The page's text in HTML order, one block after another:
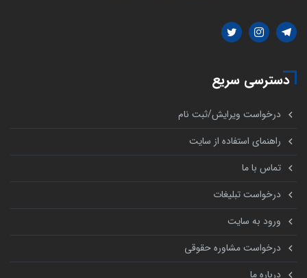
دسترسی سریع
درخواست ویرایش/ثبت نام
راهنمای استفاده از سایت
تماس با ما
درخواست تبلیغات
ورود به سایت
درخواست مشاوره حقوقی
درباره ما